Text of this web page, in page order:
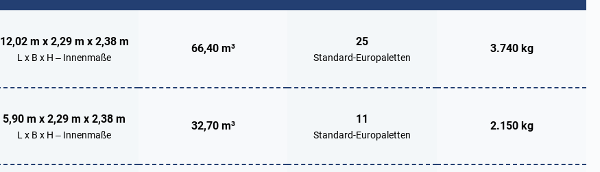
12,02 m x 2,29 m x 2,38 m
L x B x H – Innenmaße
66,40 m³
25
Standard-Europaletten
3.740 kg
5,90 m x 2,29 m x 2,38 m
L x B x H – Innenmaße
32,70 m³
11
Standard-Europaletten
2.150 kg